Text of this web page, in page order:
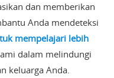
dan memberikan
Anda mendeteksi
mempelajari lebih
dalam melindungi
keluarga Anda.